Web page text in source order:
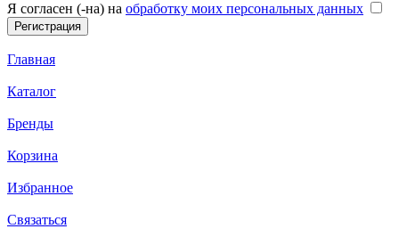
Я согласен (-на) на обработку моих персональных данных
Главная
Каталог
Бренды
Корзина
Избранное
Связаться